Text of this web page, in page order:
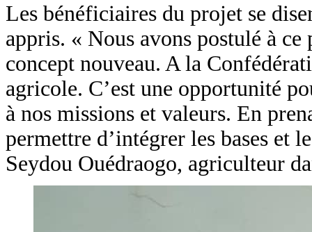
Les bénéficiaires du projet se
appris. « Nous avons postulé à
concept nouveau. A la
agricole. C’est une opportunité
à nos missions et valeurs. En
permettre d’intégrer les bases et
Seydou Ouédraogo, agriculteur